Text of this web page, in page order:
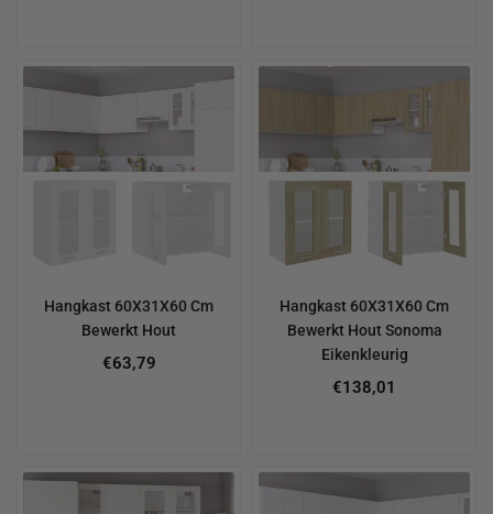
Hangkast 60X31X60 Cm
Bewerkt Hout
€63,79
Hangkast 60X31X60 Cm
Bewerkt Hout Sonoma
Eikenkleurig
Regular
€138,01